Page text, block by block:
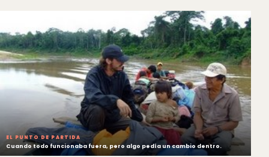
EL PUNTO DE PARTIDA
Cuando todo funcionaba fuera, pero algo pedía un cambio dentro.